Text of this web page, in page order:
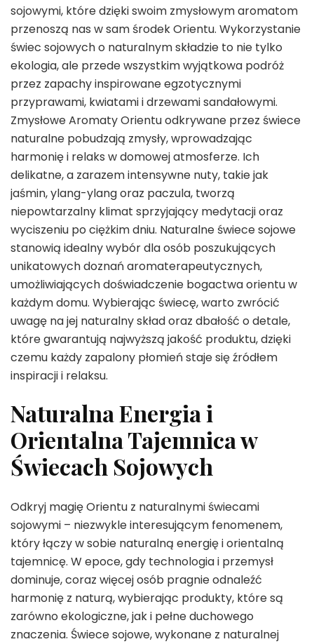
sojowymi, które dzięki swoim zmysłowym aromatom
przenoszą nas w sam środek Orientu. Wykorzystanie
świec sojowych o naturalnym składzie to nie tylko
ekologia, ale przede wszystkim wyjątkowa podróż
przez zapachy inspirowane egzotycznymi
przyprawami, kwiatami i drzewami sandałowymi.
Zmysłowe Aromaty Orientu odkrywane przez świece
naturalne pobudzają zmysły, wprowadzając
harmonię i relaks w domowej atmosferze. Ich
delikatne, a zarazem intensywne nuty, takie jak
jaśmin, ylang-ylang oraz paczula, tworzą
niepowtarzalny klimat sprzyjający medytacji oraz
wyciszeniu po ciężkim dniu. Naturalne świece sojowe
stanowią idealny wybór dla osób poszukujących
unikatowych doznań aromaterapeutycznych,
umożliwiających doświadczenie bogactwa orientu w
każdym domu. Wybierając świecę, warto zwrócić
uwagę na jej naturalny skład oraz dbałość o detale,
które gwarantują najwyższą jakość produktu, dzięki
czemu każdy zapalony płomień staje się źródłem
inspiracji i relaksu.
Naturalna Energia i
Orientalna Tajemnica w
Świecach Sojowych
Odkryj magię Orientu z naturalnymi świecami
sojowymi – niezwykle interesującym fenomenem,
który łączy w sobie naturalną energię i orientalną
tajemnicę. W epoce, gdy technologia i przemysł
dominuje, coraz więcej osób pragnie odnaleźć
harmonię z naturą, wybierając produkty, które są
zarówno ekologiczne, jak i pełne duchowego
znaczenia. Świece sojowe, wykonane z naturalnej